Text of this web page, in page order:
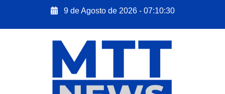
9 de Agosto de 2026 - 07:10:31